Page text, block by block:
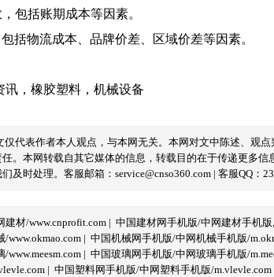
包括账期成本等因素。
括物流成本、品牌价差、区域价差等因素。
讯 ， 橡胶塑料 ， 机械设备
仅代表作者本人观点，与本网无关。本网对文中陈述、观
。本网转载自其它媒体的信息，转载目的在于传递更多
及时处理。客服邮箱：service@cnso360.com | 客服QQ：
建材/www.cnprofit.com | 中国建材网手机版/中网建材手机版
www.okmao.com | 中国机械网手机版/中网机械手机版/
www.meesm.com | 中国玻璃网手机版/中网玻璃手机版/
| 中国塑料网手机版/中网塑料手机版/m.vlevle.com